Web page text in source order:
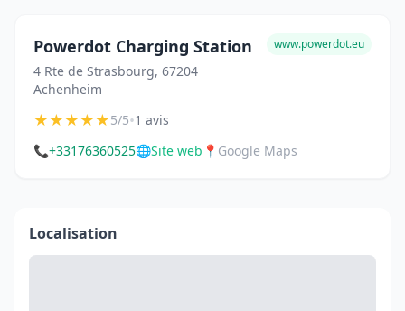
Powerdot Charging Station
4 Rte de Strasbourg, 67204
Achenheim
www.powerdot.eu
★★★★★5/5•1 avis
📞+33176360525🌐Site web 📍 Google Maps
Localisation